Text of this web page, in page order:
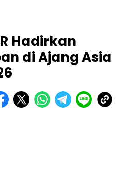
Hadirkan
di Ajang Asia